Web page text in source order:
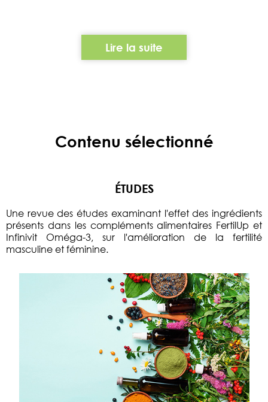
Lire la suite
Contenu sélectionné
ÉTUDES
Une revue des études examinant l'effet des ingrédients
présents dans les compléments alimentaires FertilUp et
Infinivit Oméga-3, sur l'amélioration de la fertilité
masculine et féminine.